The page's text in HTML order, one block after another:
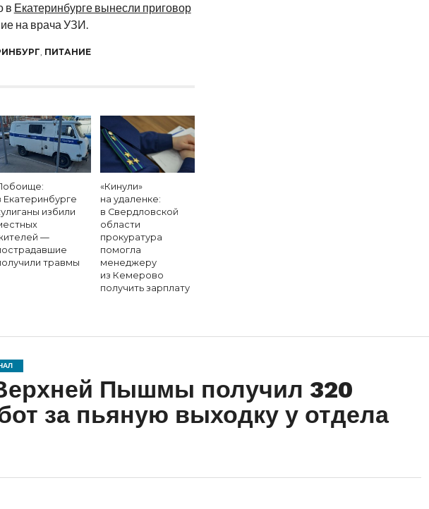
в Екатеринбурге вынесли приговор
на врача УЗИ.
, ПИТАНИЕ
Екатеринбурге
избили
—
травмы
«Кинули»
на удаленке:
в Свердловской
области
прокуратура
помогла
менеджеру
из Кемерово
получить зарплату
Пышмы получил 320
за пьяную выходку у отдела